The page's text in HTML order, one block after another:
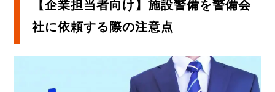
【企業担当者向け】施設警備を警備会
社に依頼する際の注意点